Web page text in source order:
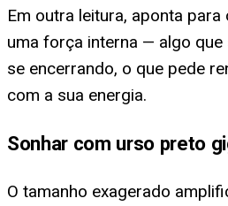
Em outra leitura, aponta
uma força interna — algo
se encerrando, o que pede
com a sua energia.
Sonhar com urso preto
O tamanho exagerado